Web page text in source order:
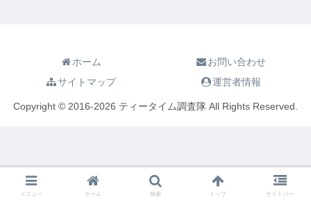
ホーム
お問い合わせ
サイトマップ
運営者情報
Copyright © 2016-2026 ティータイム調査隊 All Rights Reserved.
メニュー ホーム 検索 トップ サイドバー